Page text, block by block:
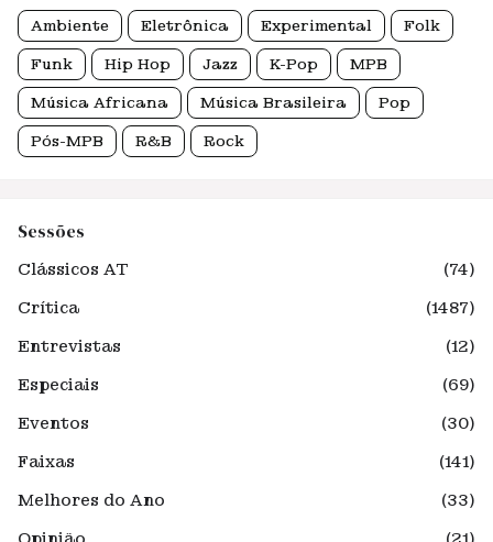
Ambiente Eletrônica Experimental Folk
Funk Hip Hop Jazz K-Pop MPB
Música Africana Música Brasileira Pop
Pós-MPB R&B Rock
Sessões
Clássicos AT
(74)
Crítica
(1487)
Entrevistas
(12)
Especiais
(69)
Eventos
(30)
Faixas
(141)
Melhores do Ano
(33)